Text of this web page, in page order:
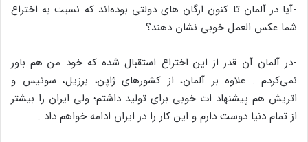
-آیا در آلمان تا کنون ارگان های دولتی بوده‌اند که نسبت به اختراع
شما عکس العمل خوبی نشان دهند؟
-در آلمان آن قدر از این اختراع استقبال شده که خود من هم باور
نمی‌کردم . علاوه بر آلمان، از کشورهای ژاپن، برزیل، سوئیس و
اتریش هم پیشنهاد ات خوبی برای تولید داشتم؛ ولی ایران را بیشتر
از تمام دنیا دوست دارم و این کار را در ایران ادامه خواهم داد .